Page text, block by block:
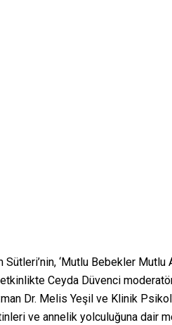
Sütleri’nin, ‘Mutlu Bebekler
etkinlikte Ceyda Düvenci
Dr. Melis Yeşil ve Klinik
ve annelik yolculuğuna dair